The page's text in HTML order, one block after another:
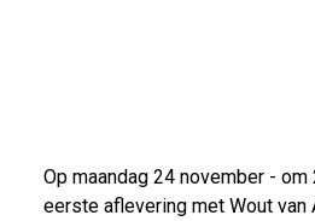
Op maandag 24 november -
eerste aflevering met Wout van